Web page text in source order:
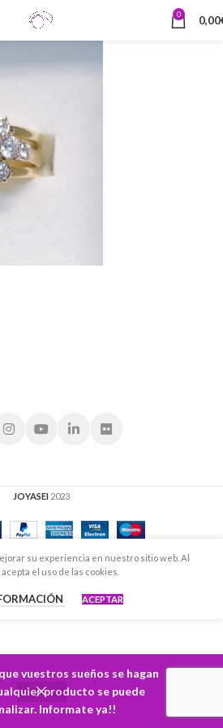
vuestros sueños se hagan
producto se puede
Informate ya!!
0 0,00
JOYASEI 2023
su experiencia en nuestro sitio web. Al
acepta el uso de las cookies.
ACEPTAR